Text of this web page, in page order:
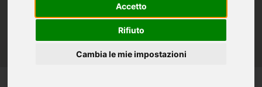
Accetto
Rifiuto
Cambia le mie impostazioni